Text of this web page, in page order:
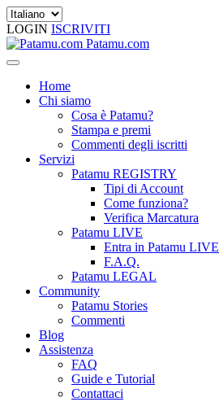
LOGIN ISCRIVITI
Patamu.com
Home
Chi siamo
Cosa è Patamu?
Stampa e premi
Commenti degli iscritti
Servizi
Patamu REGISTRY
Tipi di Account
Come funziona?
Verifica Marcatura
Patamu LIVE
Entra in Patamu LIVE
F.A.Q.
Patamu LEGAL
Community
Patamu Stories
Commenti
Blog
Assistenza
FAQ
Guide e Tutorial
Contattaci